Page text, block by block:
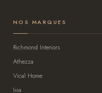
NOS MARQUES
Richmond Interiors
Athezza
Vical Home
Ixia